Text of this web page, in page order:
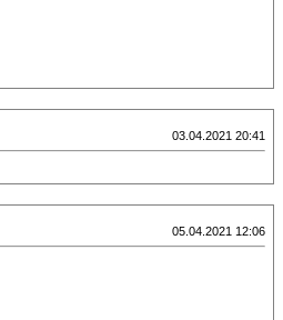
03.04.2021 20:41
05.04.2021 12:06